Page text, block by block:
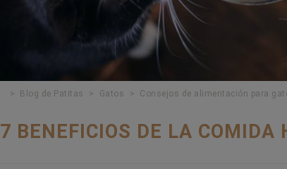
Blog de Patitas Gatos Consejos de alimentación para
7 BENEFICIOS DE LA COMIDA